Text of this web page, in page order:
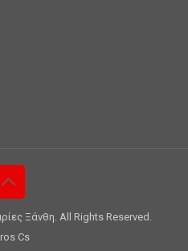
Ξάνθη. All Rights Reserved.
Cs